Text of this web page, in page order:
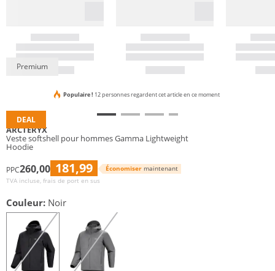
DEAL
Premium
Populaire ! 12 personnes regardent cet article en ce moment
ARCTERYX
Veste softshell pour hommes Gamma Lightweight
Hoodie
PPC260,00 181,99 Économiser maintenant
TVA incluse, frais de port en sus
Couleur: Noir